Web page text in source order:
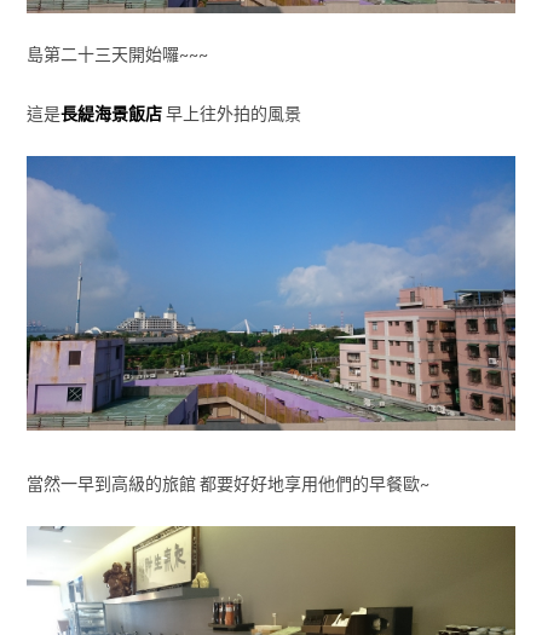
島第二十三天開始囉~~~
這是長緹海景飯店早上往外拍的風景
當然一早到高級的旅館 都要好好地享用他們的早餐歐~